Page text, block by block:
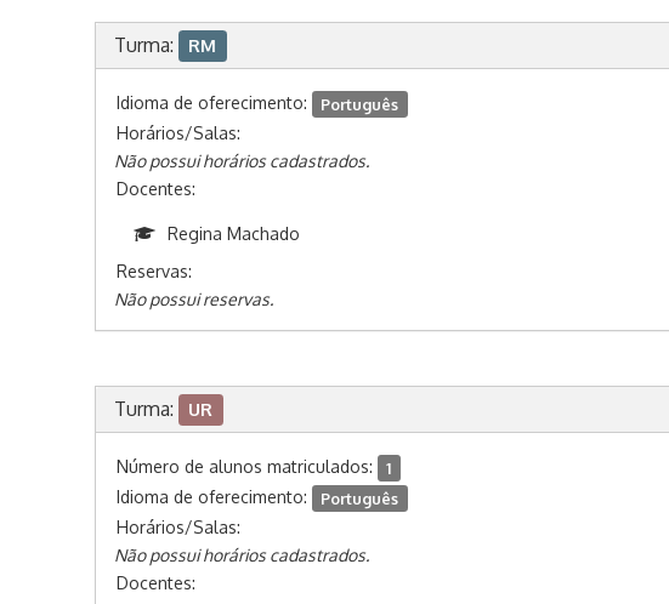
Turma: RM
Idioma de oferecimento: Português
Horários/Salas:
Não possui horários cadastrados.
Docentes:
Regina Machado
Reservas:
Não possui reservas.
Turma: UR
Número de alunos matriculados: 1
Idioma de oferecimento: Português
Horários/Salas:
Não possui horários cadastrados.
Docentes: